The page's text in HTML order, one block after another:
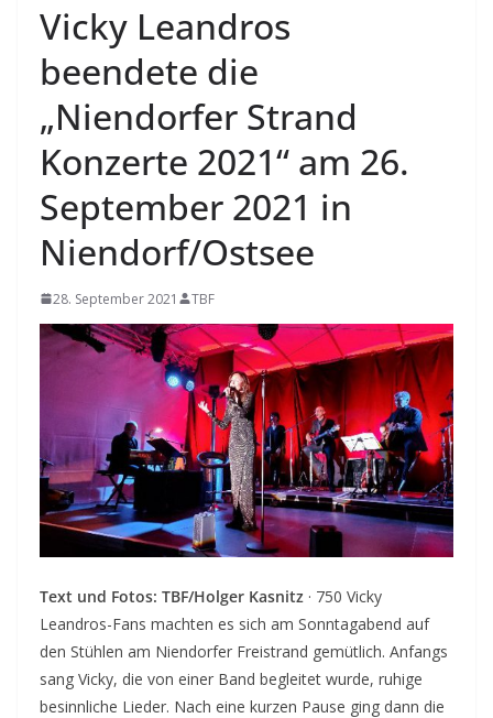
Vicky Leandros
beendete die
„Niendorfer Strand
Konzerte 2021“ am 26.
September 2021 in
Niendorf/Ostsee
28. September 2021 TBF
Text und Fotos: TBF/Holger Kasnitz · 750 Vicky
Leandros-Fans machten es sich am Sonntagabend auf
den Stühlen am Niendorfer Freistrand gemütlich. Anfangs
sang Vicky, die von einer Band begleitet wurde, ruhige
besinnliche Lieder. Nach eine kurzen Pause ging dann die